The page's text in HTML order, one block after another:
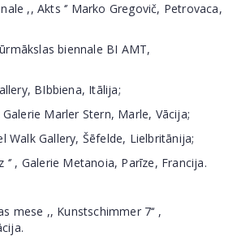
,, Akts ‘’ Marko Gregovič, Petrovaca,
biennale BI AMT,
BIbbiena, Itālija;
Galerie Marler Stern, Marle, Vācija;
Walk Gallery, Šēfelde, Lielbritānija;
‘’ , Galerie Metanoia, Parīze, Francija.
mese ,, Kunstschimmer 7‘‘ ,